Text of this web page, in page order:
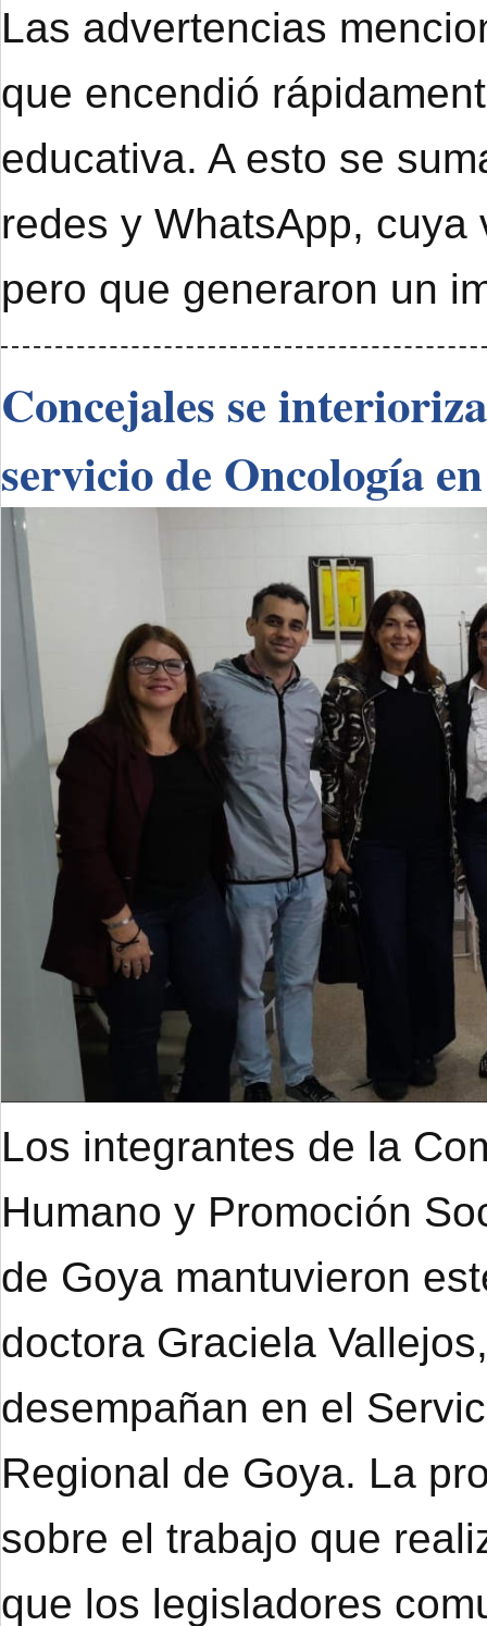
Las advertencias
que encendió
educativa. A esto se
redes y WhatsApp,
pero que generaron un
Concejales se
servicio de Oncología
Los integrantes de la
Humano y Promoción
de Goya mantuvieron
doctora Graciela
desempañan en el
Regional de Goya. La
sobre el trabajo que
que los legisladores